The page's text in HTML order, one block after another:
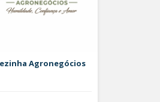
Agronegócios